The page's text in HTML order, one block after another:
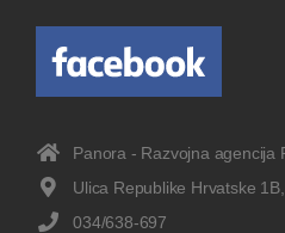
Panora - Razvojna agencija
Ulica Republike Hrvatske
034/638-697